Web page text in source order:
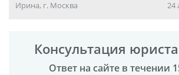
Ирина, г. Москва 24
Консультация
Ответ на сайте в течении